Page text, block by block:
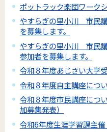
ポットラック楽団ワーク
やすらぎの里小川 市民
を募集します。
やすらぎの里小川 市民
参加者を募集します。
令和８年度あじさい大学
令和８年度自主講座につ
令和８年度市民講座につ
加募集発表）
令和6年度生涯学習課主